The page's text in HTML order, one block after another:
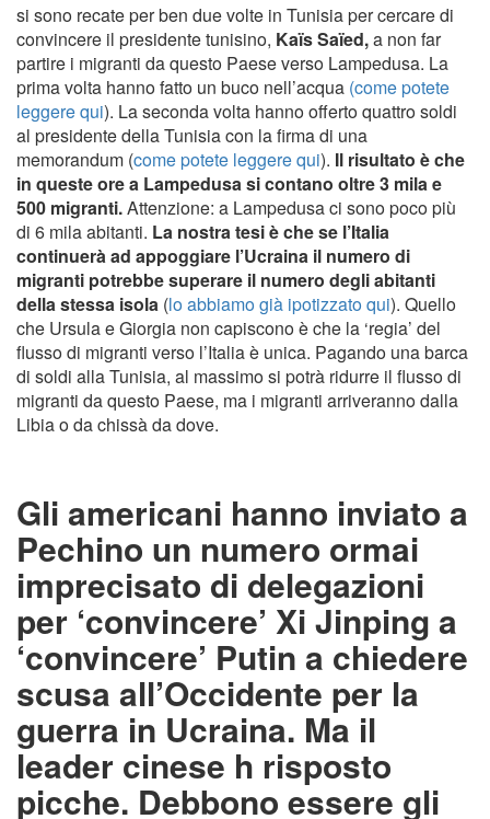
si sono recate per ben due volte in Tunisia per cercare di
convincere il presidente tunisino, Kaïs Saïed,a non far
partire i migranti da questo Paese verso Lampedusa. La
prima volta hanno fatto un buco nell’acqua (come potete
leggere qui). La seconda volta hanno offerto quattro soldi
al presidente della Tunisia con la firma di una
memorandum (come potete leggere qui). Il risultato è che
in queste ore a Lampedusa si contano oltre 3 mila e
500 migranti.Attenzione: a Lampedusa ci sono poco più
di 6 mila abitanti. La nostra tesi è che se l’Italia
continuerà ad appoggiare l’Ucraina il numero di
migranti potrebbe superare il numero degli abitanti
della stessa isola (lo abbiamo già ipotizzato qui). Quello
che Ursula e Giorgia non capiscono è che la ‘regia’ del
flusso di migranti verso l’Italia è unica. Pagando una barca
di soldi alla Tunisia, al massimo si potrà ridurre il flusso di
migranti da questo Paese, ma i migranti arriveranno dalla
Libia o da chissà da dove.
Gli americani hanno inviato a
Pechino un numero ormai
imprecisato di delegazioni
per ‘convincere’ Xi Jinping a
‘convincere’ Putin a chiedere
scusa all’Occidente per la
guerra in Ucraina. Ma il
leader cinese h risposto
picche. Debbono essere gli